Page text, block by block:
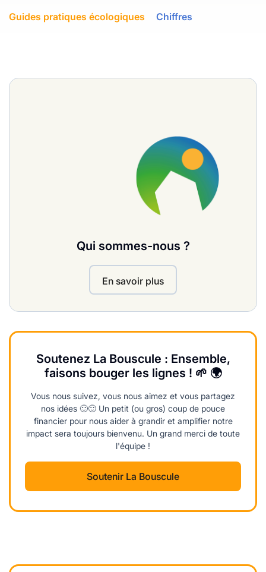
Guides pratiques écologiques
Chiffres
Qui sommes-nous ?
En savoir plus
Soutenez La Bouscule : Ensemble,
faisons bouger les lignes ! 🌱 🌍
Vous nous suivez, vous nous aimez et vous partagez
nos idées 🙂🙂 Un petit (ou gros) coup de pouce
financier pour nous aider à grandir et amplifier notre
impact sera toujours bienvenu. Un grand merci de toute
l'équipe !
Soutenir La Bouscule